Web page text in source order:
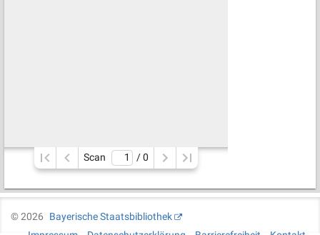
Scan / 0
©2026
Bayerische Staatsbibliothek